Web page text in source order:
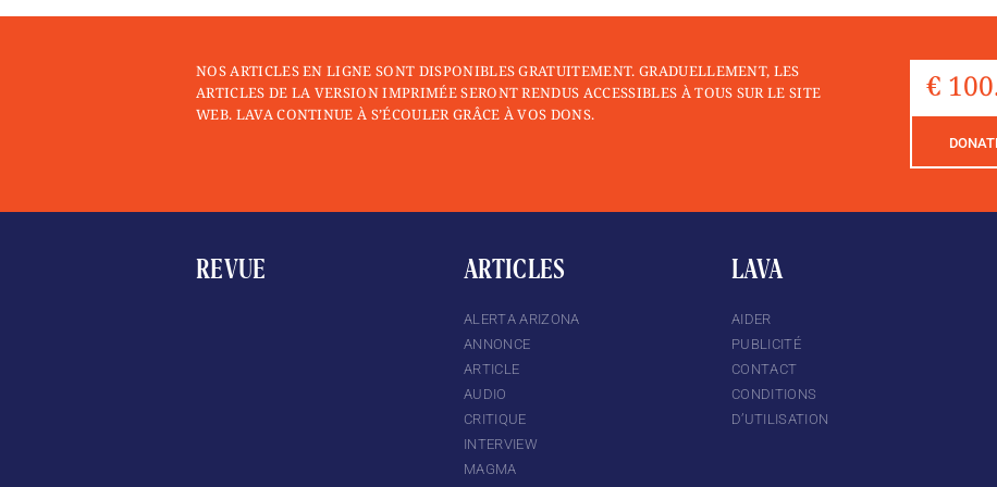
NOS ARTICLES EN LIGNE SONT DISPONIBLES GRATUITEMENT. GRADUELLEMENT, LES
ARTICLES DE LA VERSION IMPRIMÉE SERONT RENDUS ACCESSIBLES À TOUS SUR LE SITE
WEB. LAVA CONTINUE À S’ÉCOULER GRÂCE À VOS DONS.
REVUE ARTICLES
ALERTA ARIZONA
ANNONCE
ARTICLE
AUDIO
CRITIQUE
INTERVIEW
MAGMA
LAVA
AIDER
PUBLICITÉ
CONTACT
CONDITIONS
D’UTILISATION